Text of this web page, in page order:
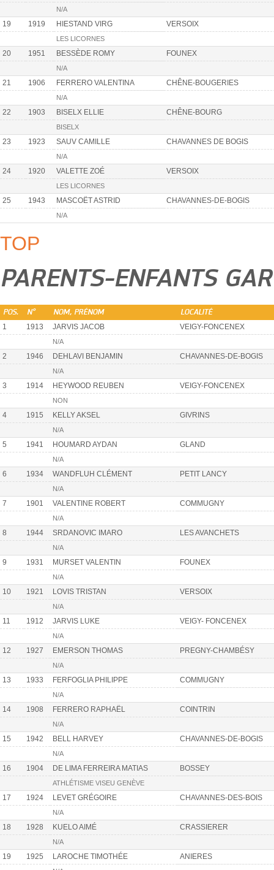
N/A
19 1919 HIESTAND VIRG VERSOIX
LES LICORNES
20 1951 BESSÈDE ROMY FOUNEX
N/A
21 1906 FERRERO VALENTINA CHÊNE-BOUGERIES
N/A
22 1903 BISELX ELLIE CHÊNE-BOURG
BISELX
23 1923 SAUV CAMILLE CHAVANNES DE BOGIS
N/A
24 1920 VALETTE ZOÉ VERSOIX
LES LICORNES
25 1943 MASCOËT ASTRID CHAVANNES-DE-BOGIS
N/A
TOP
PARENTS-ENFANTS
POS. N° NOM, PRÉNOM LOCALITÉ
1 1913 JARVIS JACOB VEIGY-FONCENEX
N/A
2 1946 DEHLAVI BENJAMIN CHAVANNES-DE-BOGIS
N/A
3 1914 HEYWOOD REUBEN VEIGY-FONCENEX
NON
4 1915 KELLY AKSEL GIVRINS
N/A
5 1941 HOUMARD AYDAN GLAND
N/A
6 1934 WANDFLUH CLÉMENT PETIT LANCY
N/A
7 1901 VALENTINE ROBERT COMMUGNY
N/A
8 1944 SRDANOVIC IMARO LES AVANCHETS
N/A
9 1931 MURSET VALENTIN FOUNEX
N/A
10 1921 LOVIS TRISTAN VERSOIX
N/A
11 1912 JARVIS LUKE VEIGY- FONCENEX
N/A
12 1927 EMERSON THOMAS PREGNY-CHAMBÉSY
N/A
13 1933 FERFOGLIA PHILIPPE COMMUGNY
N/A
14 1908 FERRERO RAPHAËL COINTRIN
N/A
15 1942 BELL HARVEY CHAVANNES-DE-BOGIS
N/A
16 1904 DE LIMA FERREIRA MATIAS BOSSEY
ATHLÉTISME VISEU GENÈVE
17 1924 LEVET GRÉGOIRE CHAVANNES-DES-BOIS
N/A
18 1928 KUELO AIMÉ CRASSIERER
N/A
19 1925 LAROCHE TIMOTHÉE ANIERES